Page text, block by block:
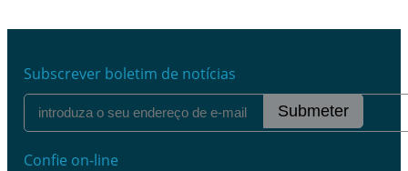
Subscrever boletim de notícias
Submeter
Confie on-line